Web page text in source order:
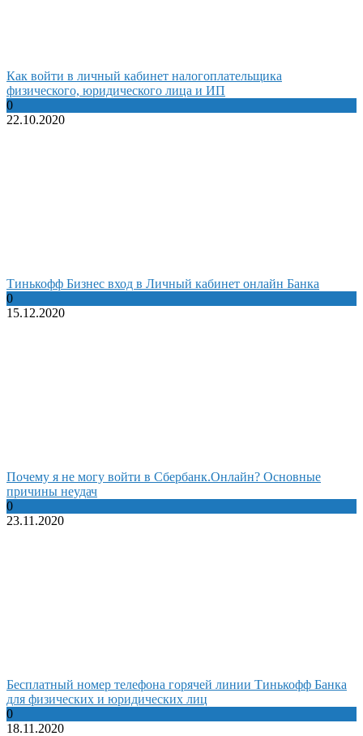
Как войти в личный кабинет налогоплательщика
физического, юридического лица и ИП
0
22.10.2020
Тинькофф Бизнес вход в Личный кабинет онлайн Банка
0
15.12.2020
Почему я не могу войти в Сбербанк.Онлайн? Основные
причины неудач
0
23.11.2020
Бесплатный номер телефона горячей линии Тинькофф Банка
для физических и юридических лиц
0
18.11.2020